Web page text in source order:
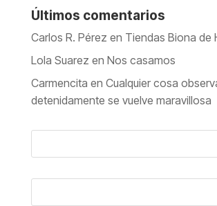
Últimos comentarios
Carlos R. Pérez en Tiendas Biona de
Lola Suarez en Nos casamos
Carmencita en Cualquier cosa
detenidamente se vuelve maravillosa